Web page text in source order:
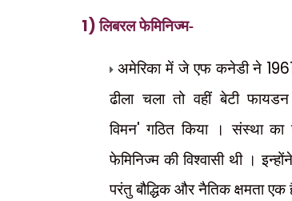
1)लिबरल फेमिनिज्म-
अमेरिका में जे एफ कनेडी ने
ढीला चला तो वहीं बेटी
विमन'गठित किया । संस्था का
फेमिनिज्म की विश्वासी थी ।
परंतु बौद्धिक और नैतिक क्षमता एक